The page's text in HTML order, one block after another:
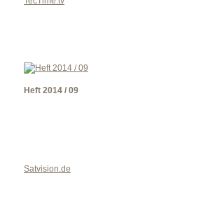
Heft 2014 / 09
Satvision.de